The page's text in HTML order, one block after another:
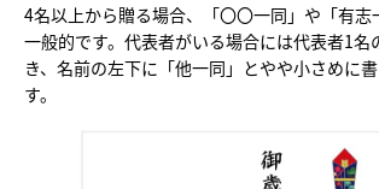
4名以上から贈る場合、「〇〇一同」や「有志
一般的です。代表者がいる場合には代表者1名
き、名前の左下に「他一同」とやや小さめに
す。